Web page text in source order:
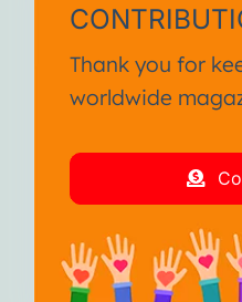
Thank you for
worldwide